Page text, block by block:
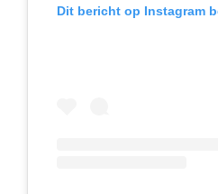
Dit bericht op Instagram